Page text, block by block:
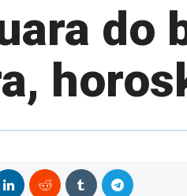
do